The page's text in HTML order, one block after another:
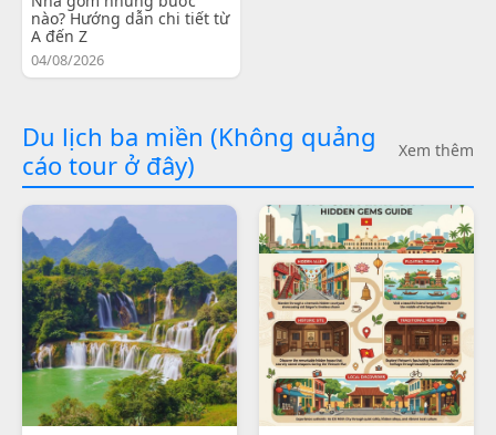
nào? Hướng dẫn chi tiết từ
A đến Z
04/08/2026
Du lịch ba miền (Không quảng
cáo tour ở đây)
Xem thêm